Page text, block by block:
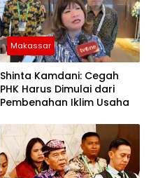
Makassar
Shinta Kamdani: Cegah
PHK Harus Dimulai dari
Pembenahan Iklim Usaha